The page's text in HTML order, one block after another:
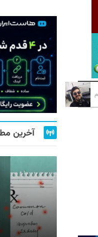
آخرین